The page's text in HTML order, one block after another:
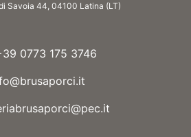
Savoia 44, 04100 Latina (LT)
0773 175 3746